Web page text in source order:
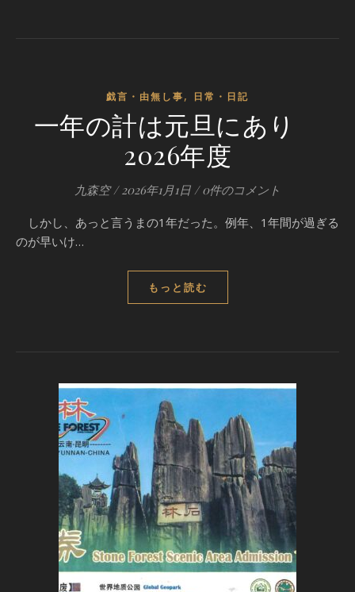
戯言・由無し事, 日常・日記
一年の計は元旦にあり
2026年度
九森空 / 2026年1月1日 / 0件のコメント
しかし、あっと言うまの1年だった。例年、1年間が過ぎる
のが早いけ…
もっと読む